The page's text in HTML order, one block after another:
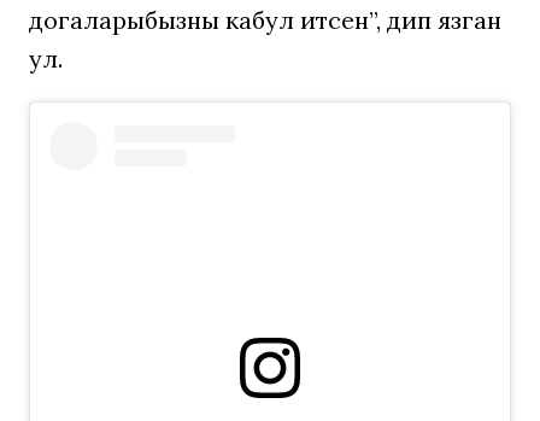
догаларыбызны кабул итсен”, дип язган
ул.